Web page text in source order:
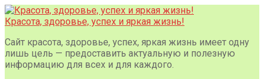
Перейти
к
Красота, здоровье, успех и яркая жизнь!
Сайт красота, здоровье, успех, яркая жизнь имеет одну
лишь цель — предоставить актуальную и полезную
информацию для всех и для каждого.